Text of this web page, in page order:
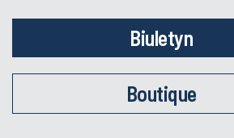
Biuletyn
Boutique